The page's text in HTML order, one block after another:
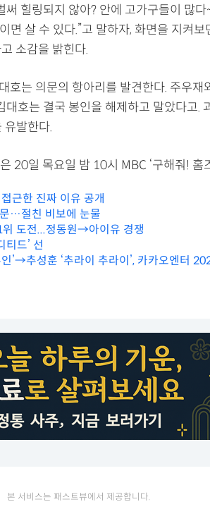
써 힐링되지 않아? 안에 고가구들이 많
면 살 수 있다.”고 말하자, 화면을 지켜보
소감을 밝힌다.
호는 의문의 항아리를 발견한다. 주우재
대호는 결국 봉인을 해제하고 말았다고.
유발한다.
20일 목요일 밤 10시 MBC ‘구해줘! 홈
근한 진짜 이유 공개
…절친 비보에 눈물
도전...정동원→아이유 경쟁
티드’ 선
’→추성훈 ‘추라이 추라이’, 카카오엔터
본 서비스는 패스트뷰에서 제공합니다.